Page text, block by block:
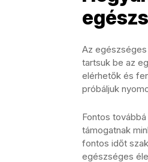
Az
tartsuk be az
elérhetők és
próbáljuk
Fontos
támogatnak
fontos időt
egészséges